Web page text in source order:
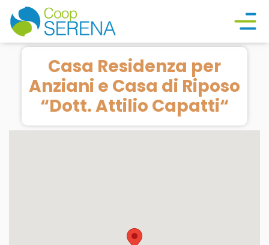
Casa Residenza per
Anziani e Casa di Riposo
“Dott. Attilio Capatti“